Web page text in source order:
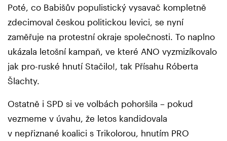
Poté, co Babišův populistický vysavač kompletně
zdecimoval českou politickou levici, se nyní
zaměřuje na protestní okraje společnosti. To naplno
ukázala letošní kampaň, ve které ANO vyzmizíkovalo
jak pro-ruské hnutí Stačilo!, tak Přísahu Róberta
Šlachty.
Ostatně i SPD si ve volbách pohoršila – pokud
vezmeme v úvahu, že letos kandidovala
v nepřiznané koalici s Trikolorou, hnutím PRO